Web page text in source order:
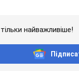
найважливіше!